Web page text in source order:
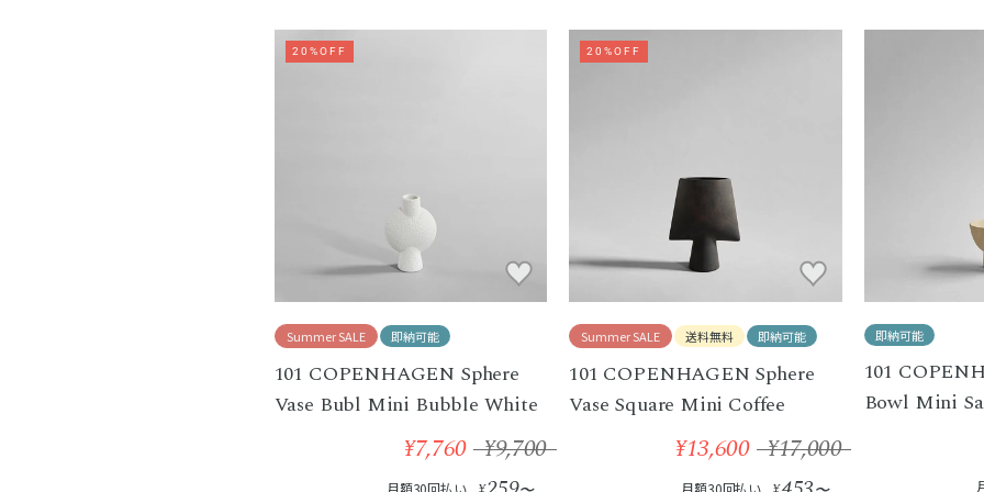
20%OFF
Summer SALE 即納可能
101 COPENHAGEN Sphere
Vase Bubl Mini Bubble White
¥7,760 ¥9,700
月額30回払い
20%OFF
Summer SALE 送料無料 即納可能
101 COPENHAGEN Sphere
Vase Square Mini Coffee
¥13,600 ¥17,000
月額30回払い
即納可能
101
Bowl Mini